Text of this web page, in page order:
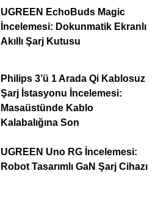
UGREEN EchoBuds Magic
İncelemesi: Dokunmatik Ekranlı
Akıllı Şarj Kutusu
Philips 3’ü 1 Arada Qi Kablosuz
Şarj İstasyonu İncelemesi:
Masaüstünde Kablo
Kalabalığına Son
UGREEN Uno RG İncelemesi:
Robot Tasarımlı GaN Şarj Cihazı